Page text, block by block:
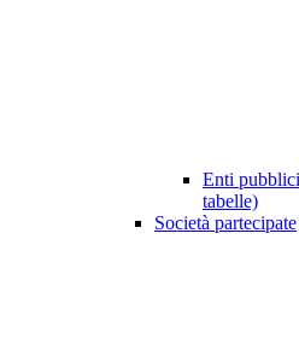
Enti
tabelle)
Società partecipate